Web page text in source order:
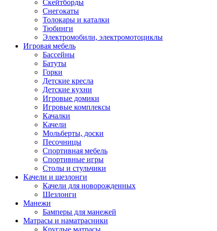
Скейтборды
Снегокаты
Толокары и каталки
Тюбинги
Электромобили, электромотоциклы
Игровая мебель
Бассейны
Батуты
Горки
Детские кресла
Детские кухни
Игровые домики
Игровые комплексы
Качалки
Качели
Мольберты, доски
Песочницы
Спортивная мебель
Спортивные игры
Столы и стульчики
Качели и шезлонги
Качели для новорожденных
Шезлонги
Манежи
Бамперы для манежей
Матрасы и наматрасники
Круглые матрасы